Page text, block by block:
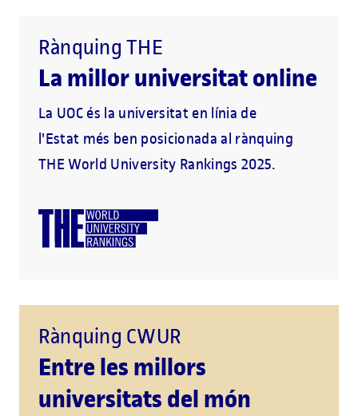
Rànquing THE
La millor universitat online
La UOC és la universitat en línia de
l'Estat més ben posicionada al rànquing
THE World University Rankings 2025.
Rànquing CWUR
Entre les millors
universitats del món